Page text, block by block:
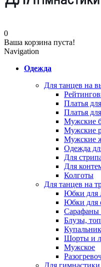
0
Ваша корзина пуста!
Navigation
Одежда
Для танцев на
Платья
Платья
Мужские
Мужские
Мужские
Одежда
Для
Для
Колготы
Для танцев на
Юбки для
Юбки для
Сарафаны
Блузы,
Шорты и
Мужское
Для гимнастики